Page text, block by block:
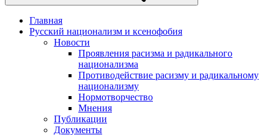
Главная
Русский национализм и ксенофобия
Новости
Проявления расизма и радикального
национализма
Противодействие расизму и радикальному
национализму
Нормотворчество
Мнения
Публикации
Документы